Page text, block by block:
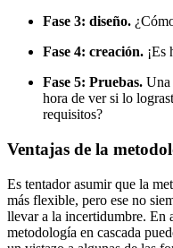
Fase 3: diseño.
Fase 4: creación. ¡Es
Fase 5: Pruebas. Una
hora de ver si lo
requisitos?
Ventajas de la
Es tentador asumir que la
más flexible, pero ese no
llevar a la incertidumbre. En
metodología en cascada